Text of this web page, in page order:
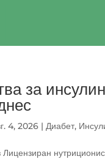
за
4, 2026 |Диабет,